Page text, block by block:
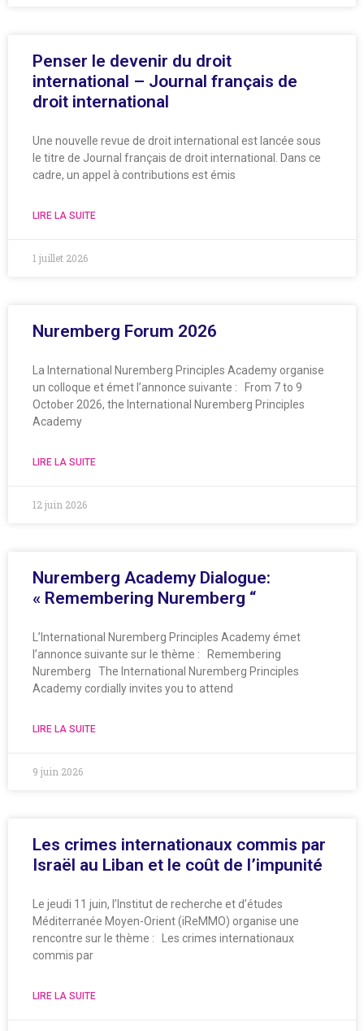
Penser le devenir du droit
international – Journal français de
droit international
Une nouvelle revue de droit international est lancée sous
le titre de Journal français de droit international. Dans ce
cadre, un appel à contributions est émis
LIRE LA SUITE
1 juillet 2026
Nuremberg Forum 2026
La International Nuremberg Principles Academy organise
un colloque et émet l’annonce suivante : From 7 to 9
October 2026, the International Nuremberg Principles
Academy
LIRE LA SUITE
12 juin 2026
Nuremberg Academy Dialogue:
« Remembering Nuremberg “
L’International Nuremberg Principles Academy émet
l’annonce suivante sur le thème : Remembering
Nuremberg The International Nuremberg Principles
Academy cordially invites you to attend
LIRE LA SUITE
9 juin 2026
Les crimes internationaux commis par
Israël au Liban et le coût de l’impunité
Le jeudi 11 juin, l’Institut de recherche et d’études
Méditerranée Moyen-Orient (iReMMO) organise une
rencontre sur le thème : Les crimes internationaux
commis par
LIRE LA SUITE